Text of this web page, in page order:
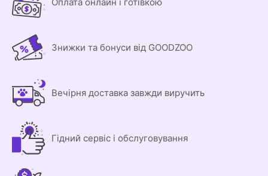
Знижки та бонуси від GOODZOO
Вечірня доставка завжди виручить
Гідний сервіс і обслуговування